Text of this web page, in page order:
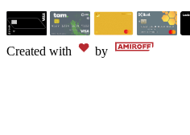
Created with by